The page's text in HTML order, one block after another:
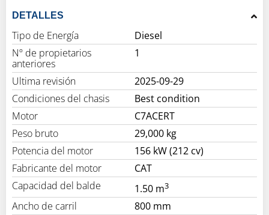
DETALLES
Tipo de Energía
Diesel
Nº de propietarios
anteriores
1
Ultima revisión
2025-09-29
Condiciones del chasis
Best condition
Motor
C7ACERT
Peso bruto
29,000 kg
Potencia del motor
156 kW (212 cv)
Fabricante del motor
CAT
Capacidad del balde
1.50 m3
Ancho de carril
800 mm